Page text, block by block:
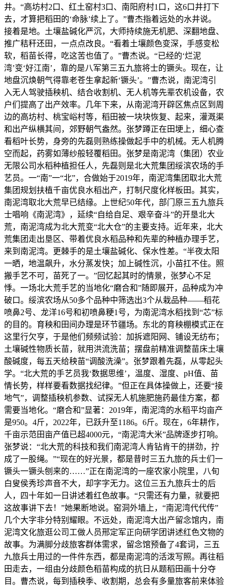
井。“高坊村2口、红土窑村3口、南阳府村1口，这6口井打下
去，才算把稻田的‘命脉’续上了。”曹杰指着远处的水井说。
接着是地。土壤盐碱化严沉，大师持续施无机肥、深翻地盘、
推广秸秆还田，一点点改良。“看着土壤颜色变深，手感变松
软，稻苗长得，吃这苦也值了。”曹杰说。“已经的‘烂泥
湾’变‘好江南’，靠的是八军第三五九旅将士的镢头。现在，让
地盘沉焕朝气得靠老苍生拿起新‘镢头’。”曹杰说，南泥湾引
入无人驾驶插秧机、结合收割机、无人机等先辈农机设备，农
户们提高了出产效率。几年下来，从南泥湾开辟区焦点区到周
边的高坊村、桃宝峪村等，稻田被一块块恢复、起来，灌溉渠
和出产纵横其间，郊野朝气盎然。张梦蹲正在田埂上，细心查
看稻叶长势，身旁的先磊则熟练操做起手中的机械。无人机腾
空而起，药雾如薄纱般轻覆稻田。张梦是南泥湾（集团）农业
无限公司水稻种植担任人，先磊则是北大荒集团绥滨农场的手
艺员。一“南”一“北”，合做始于2019年，南泥湾集团取北大荒
集团规划扶植千亩优良水稻出产，打制尺度化样板田。其实，
南泥湾取北大荒早已结缘。上世纪50年代，部门原三五九旅兵
士唱响《南泥湾》，延续“自给自足、艰辛奋斗”的开垦北大
荒，南泥湾成为北大荒变“北大仓”的主要支持。近年来，北大
荒集团走出垦区、带着优良水稻品种和先辈的种植办理手艺，
来到南泥湾。更棘手的是土壤盐碱化、保水性差。“半夜太阳
一晒，地温飙升，水分蒸发快；加上碱性沉，小苗扛不住。照
搬手艺不可，苗死了一。”回忆起其时的情景，张梦心不足
悸。一场北大荒手艺的当地化“磨合和”随即展开，品种成为冲
破口。绥滨农场从50多个品种中筛选出3个从栽品种——稻花
喷鼻2号、龙洋16号和初喷鼻粳1号，为南泥湾水稻找到“芯”标
的目的。育秧和田间办理是环节疆场。东北的育秧棚模式正在
这里行欠亨，于是他们频频试验：加拆遮阳网、铺设无纺布；
土壤碱性物质长苗，就用洪流洗苗；摆盘前精准调整苗床土壤
酸碱度，每五天给秧苗“调酸洗澡”。张梦跟着先磊，从零起头
学。“北大荒的手艺员我‘数据思维’，温度、湿度、pH值、苗
情长势，样样要看数据找纪律。”但正在具体操做上，还要“接
地气”，调整插秧机参数、试探无人机施肥施药最佳方案，都
需要当地化。“磨合和”显著：2019年，南泥湾的水稻平均亩产
是950。4斤，2022年，已跃升至1186。6斤。现在，6年耕作，
千亩示范田亩产值已超4000元，“南泥湾大米”品牌逐步打响。
张梦说：“北大荒的科技和我们南泥湾人肯钻肯干的拼劲，拧
成了一股绳。”“现在的好光景，都是昔时三五九旅的兵士们一
镢头一镢头刨来的……”正在南泥湾的一座农家小院里，八旬
白叟侯秀珍声音不大，却字字无力。这位三五九旅兵士的后
人，四十年如一日讲述着红色故事。“只需还有力量，就要把
这故事讲下去！”她果断地说。窑洞外墙上，“南泥湾代代传”
几个大字非分特别耀眼。不远处，南泥湾大出产留念馆内，南
泥湾文化旅逛公司工做人员邢定军正向研学团讲述红色文物的
故事。为满脚分歧旅客群体需求，留念馆预备了4套词，三五
九旅兵士用过的一件件东西，都是南泥湾的活泼写照。再往稻
田走去，一组由分歧颜色稻苗构成的抗日从题稻田画十分夺
目。曹杰说，每到插秧季、收割期，总会有多量旅客前来体验